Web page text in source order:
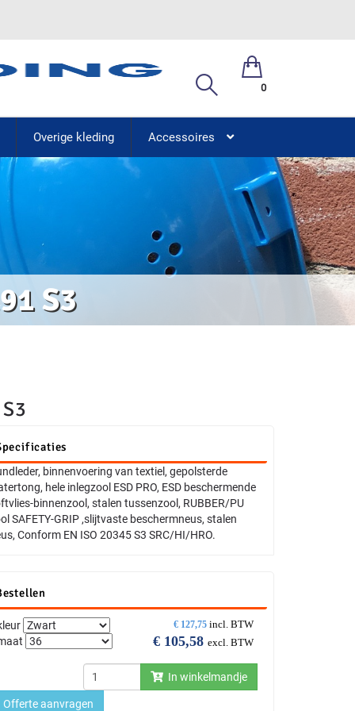
0
Overige kleding Accessoires
S3
binnenvoering van textiel, gepolsterde
hele inlegzool ESD PRO, ESD beschermende
binnenzool, stalen tussenzool, RUBBER/PU
SAFETY-GRIP ,slijtvaste beschermneus, stalen
Conform EN ISO 20345 S3 SRC/HI/HRO.
€ 127,75 incl. BTW
€ 105,58 excl. BTW
In winkelmandje
Offerte aanvragen